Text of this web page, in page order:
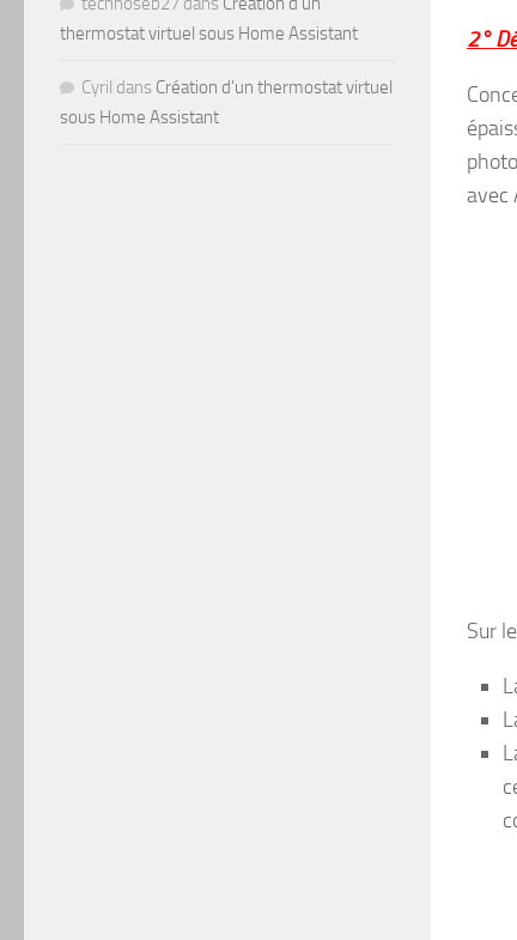
2°
avec
Sur
thermostat virtuel sous Home Assistant
Cyril dans Création d’un thermostat virtuel
sous Home Assistant